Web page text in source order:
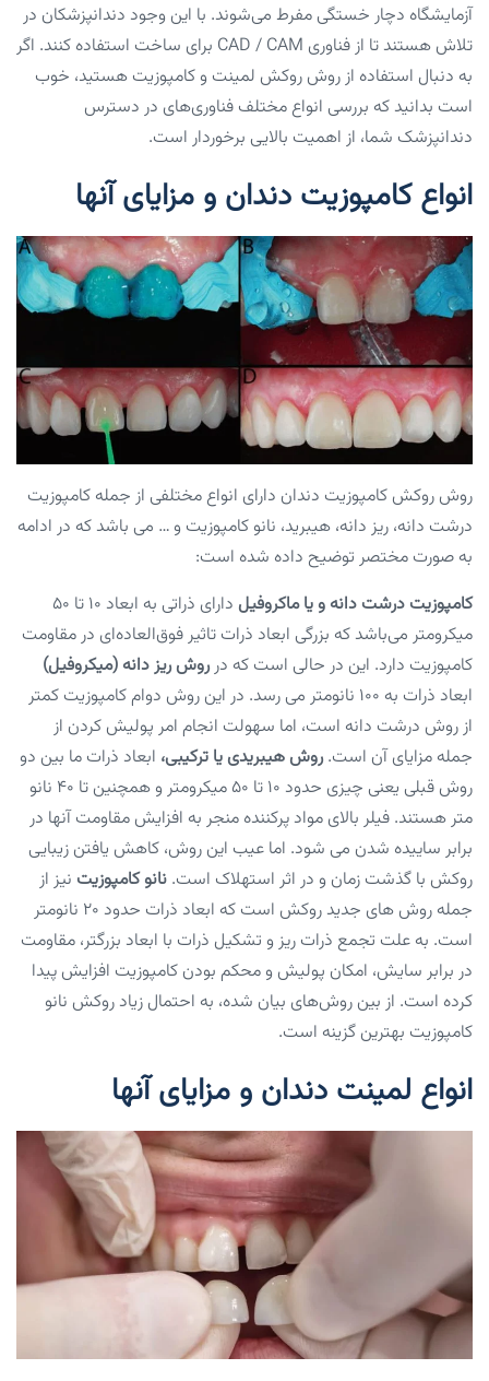
آزمایشگاه دچار خستگی مفرط می‌شوند. با این وجود دندانپزشکان در
تلاش هستند تا از فناوری CAD / CAM برای ساخت استفاده کنند. اگر
به دنبال استفاده از روش روکش لمینت و کامپوزیت هستید، خوب
است بدانید که بررسی انواع مختلف فناوری‌های در دسترس
دندانپزشک شما، از اهمیت بالایی برخوردار است.
انواع کامپوزیت دندان و مزایای آنها
روش روکش کامپوزیت دندان دارای انواع مختلفی از جمله کامپوزیت
درشت دانه، ریز دانه، هیبرید، نانو کامپوزیت و … می باشد که در ادامه
به صورت مختصر توضیح داده شده است:
کامپوزیت درشت دانه و یا ماکروفیل
دارای ذراتی به ابعاد ۱۰ تا ۵۰
میکرومتر می‌باشد که بزرگی ابعاد ذرات تاثیر فوق‌العاده‌ای در مقاومت
کامپوزیت دارد. این در حالی است که درروش ریز دانه (میکروفیل)
ابعاد ذرات به ۱۰۰ نانومتر می رسد. در این روش دوام کامپوزیت کمتر
از روش درشت دانه است، اما سهولت انجام امر پولیش کردن از
جمله مزایای آن است.روش هیبریدی یا ترکیبی، ابعاد ذرات ما بین دو
روش قبلی یعنی چیزی حدود ۱۰ تا ۵۰ میکرومتر و همچنین تا ۴۰ نانو
متر هستند. فیلر بالای مواد پرکننده منجر به افزایش مقاومت آنها در
برابر ساییده شدن می شود. اما عیب این روش، کاهش یافتن زیبایی
روکش با گذشت زمان و در اثر استهلاک است. نانو کامپوزیت نیز از
جمله روش های جدید روکش است که ابعاد ذرات حدود ۲۰ نانومتر
است. به علت تجمع ذرات ریز و تشکیل ذرات با ابعاد بزرگتر، مقاومت
در برابر سایش، امکان پولیش و محکم بودن کامپوزیت افزایش پیدا
کرده است. از بین روش‌های بیان شده، به احتمال زیاد روکش نانو
کامپوزیت بهترین گزینه است.
انواع لمینت دندان و مزایای آنها